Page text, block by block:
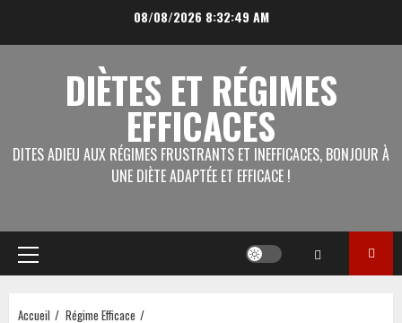
08/08/2026 8:32:49 AM
DIÈTES ET RÉGIMES
EFFICACES
DITES ADIEU AUX RÉGIMES FRUSTRANTS ET INEFFICACES, BONJOUR À
UNE DIÈTE ADAPTÉE ET EFFICACE !
Menu
principal
Accueil
Régime Efficace